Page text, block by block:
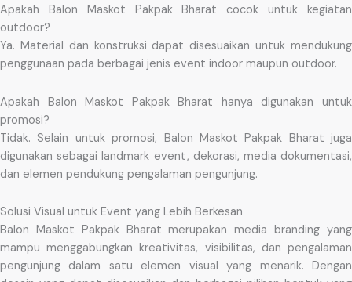
Apakah Balon Maskot Pakpak Bharat cocok untuk kegiatan
outdoor?
Ya. Material dan konstruksi dapat disesuaikan untuk mendukung
penggunaan pada berbagai jenis event indoor maupun outdoor.
Apakah Balon Maskot Pakpak Bharat hanya digunakan untuk
promosi?
Tidak. Selain untuk promosi, Balon Maskot Pakpak Bharat juga
digunakan sebagai landmark event, dekorasi, media dokumentasi,
dan elemen pendukung pengalaman pengunjung.
Solusi Visual untuk Event yang Lebih Berkesan
Balon Maskot Pakpak Bharat merupakan media branding yang
mampu menggabungkan kreativitas, visibilitas, dan pengalaman
pengunjung dalam satu elemen visual yang menarik. Dengan